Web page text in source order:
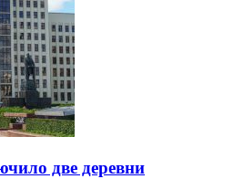
две деревни